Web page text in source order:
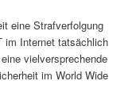
eine Strafverfolgung
im Internet tatsächlich
vielversprechende
im World Wide